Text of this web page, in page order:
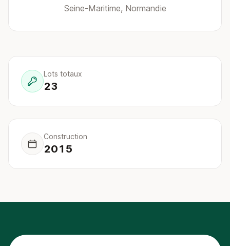
Seine-Maritime, Normandie
Lots totaux
23
Construction
2015